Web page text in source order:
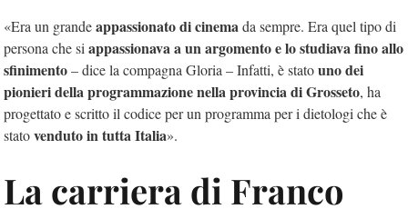
«Era un grandeappassionato di cinemada sempre. Era quel tipo di
persona che si appassionava a un argomento e lo studiava fino allo
sfinimento– dice la compagna Gloria – Infatti, è statouno dei
pionieri della programmazione nella provincia di Grosseto, ha
progettato e scritto il codice per un programma per i dietologi che è
statovenduto in tutta Italia».
La carriera di Franco